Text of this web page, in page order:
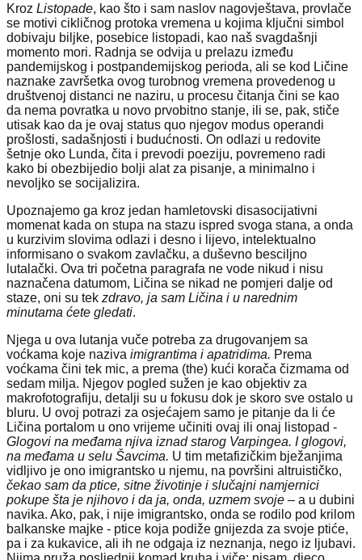
Kroz Listopade, kao što i sam naslov nagovještava, provlače
se motivi cikličnog protoka vremena u kojima ključni simbol
dobivaju biljke, posebice listopadi, kao naš svagdašnji
momento mori. Radnja se odvija u prelazu između
pandemijskog i postpandemijskog perioda, ali se kod Ličine
naznake završetka ovog turobnog vremena provedenog u
društvenoj distanci ne naziru, u procesu čitanja čini se kao
da nema povratka u novo prvobitno stanje, ili se, pak, stiče
utisak kao da je ovaj status quo njegov modus operandi
prošlosti, sadašnjosti i budućnosti. On odlazi u redovite
šetnje oko Lunda, čita i prevodi poeziju, povremeno radi
kako bi obezbijedio bolji alat za pisanje, a minimalno i
nevoljko se socijalizira.
Upoznajemo ga kroz jedan hamletovski disasocijativni
momenat kada on stupa na stazu ispred svoga stana, a onda
u kurzivim slovima odlazi i desno i lijevo, intelektualno
informisano o svakom zavlačku, a duševno besciljno
lutalački. Ova tri početna paragrafa ne vode nikud i nisu
naznačena datumom, Ličina se nikad ne pomjeri dalje od
staze, oni su tek zdravo, ja sam Ličina i u narednim
minutama ćete gledati.
Njega u ova lutanja vuče potreba za drugovanjem sa
voćkama koje naziva imigrantima i apatridima. Prema
voćkama čini tek mic, a prema (the) kući korača čizmama od
sedam milja. Njegov pogled sužen je kao objektiv za
makrofotografiju, detalji su u fokusu dok je skoro sve ostalo u
bluru. U ovoj potrazi za osjećajem samo je pitanje da li će
Ličina portalom u ono vrijeme učiniti ovaj ili onaj listopad -
Glogovi na međama njiva iznad starog Varpingea. I glogovi,
na međama u selu Šavcima. U tim metafizičkim bježanjima
vidljivo je ono imigrantsko u njemu, na površini altruističko,
čekao sam da ptice, sitne životinje i slučajni namjernici
pokupe šta je njihovo i da ja, onda, uzmem svoje – a u dubini
navika. Ako, pak, i nije imigrantsko, onda se rodilo pod krilom
balkanske majke - ptice koja podiže gnijezda za svoje ptiće,
pa i za kukavice, ali ih ne odgaja iz neznanja, nego iz ljubavi.